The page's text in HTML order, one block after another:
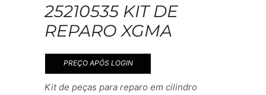
25210535 KIT DE
REPARO XGMA
PREÇO APÓS LOGIN
Kit de peças para reparo em cilindro